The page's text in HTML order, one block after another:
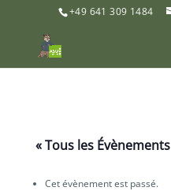
+49 641 309 1484
« Tous les Évènements
Cet évènement est passé.